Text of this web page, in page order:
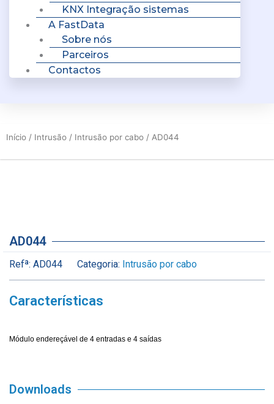
KNX Integração sistemas
A FastData
Sobre nós
Parceiros
Contactos
Início / Intrusão / Intrusão por cabo / AD044
AD044
Refª: AD044 Categoria: Intrusão por cabo
Características
Módulo endereçável de 4 entradas e 4 saídas
Downloads